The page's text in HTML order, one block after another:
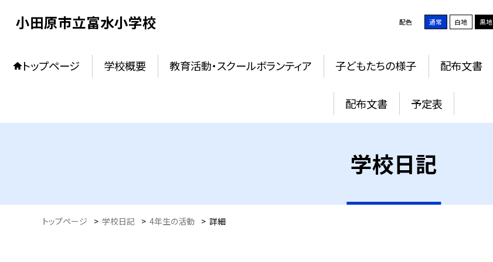
小田原市立富水小学校 配色 通常 白地 黒地
トップページ 学校概要 教育活動・スクールボランティア 子どもたちの様子 配布文書
配布文書 予定表
学校日記
トップページ > 学校日記 > 4年生の活動 > 詳細